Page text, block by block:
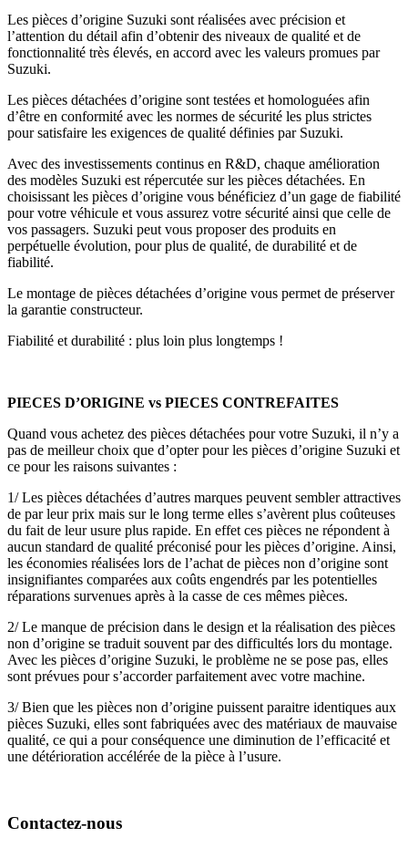
Les pièces d’origine Suzuki sont réalisées avec précision et
l’attention du détail afin d’obtenir des niveaux de qualité et de
fonctionnalité très élevés, en accord avec les valeurs promues par
Suzuki.
Les pièces détachées d’origine sont testées et homologuées afin
d’être en conformité avec les normes de sécurité les plus strictes
pour satisfaire les exigences de qualité définies par Suzuki.
Avec des investissements continus en R&D, chaque amélioration
des modèles Suzuki est répercutée sur les pièces détachées. En
choisissant les pièces d’origine vous bénéficiez d’un gage de fiabilité
pour votre véhicule et vous assurez votre sécurité ainsi que celle de
vos passagers. Suzuki peut vous proposer des produits en
perpétuelle évolution, pour plus de qualité, de durabilité et de
fiabilité.
Le montage de pièces détachées d’origine vous permet de préserver
la garantie constructeur.
Fiabilité et durabilité : plus loin plus longtemps !
PIECES D’ORIGINE vs PIECES CONTREFAITES
Quand vous achetez des pièces détachées pour votre Suzuki, il n’y a
pas de meilleur choix que d’opter pour les pièces d’origine Suzuki et
ce pour les raisons suivantes :
1/ Les pièces détachées d’autres marques peuvent sembler attractives
de par leur prix mais sur le long terme elles s’avèrent plus coûteuses
du fait de leur usure plus rapide. En effet ces pièces ne répondent à
aucun standard de qualité préconisé pour les pièces d’origine. Ainsi,
les économies réalisées lors de l’achat de pièces non d’origine sont
insignifiantes comparées aux coûts engendrés par les potentielles
réparations survenues après à la casse de ces mêmes pièces.
2/ Le manque de précision dans le design et la réalisation des pièces
non d’origine se traduit souvent par des difficultés lors du montage.
Avec les pièces d’origine Suzuki, le problème ne se pose pas, elles
sont prévues pour s’accorder parfaitement avec votre machine.
3/ Bien que les pièces non d’origine puissent paraitre identiques aux
pièces Suzuki, elles sont fabriquées avec des matériaux de mauvaise
qualité, ce qui a pour conséquence une diminution de l’efficacité et
une détérioration accélérée de la pièce à l’usure.
Contactez-nous